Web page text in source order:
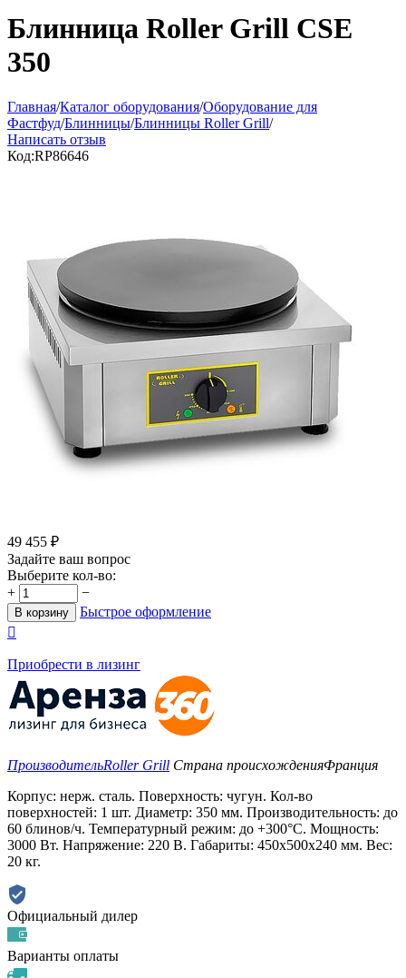
Блинница Roller Grill CSE
350
Главная/Каталог оборудования/Оборудование для
Фастфуд/Блинницы/Блинницы Roller Grill/
Написать отзыв
Код:RP86646
49 455 ₽
Задайте ваш вопрос
Выберите кол-во:
+
−
В корзину
Быстрое оформление

Приобрести в лизинг
ПроизводительRoller Grill Страна происхожденияФранция
Корпус: нерж. сталь. Поверхность: чугун. Кол-во
поверхностей: 1 шт. Диаметр: 350 мм. Производительность: до
60 блинов/ч. Температурный режим: до +300°С. Мощность:
3000 Вт. Напряжение: 220 В. Габариты: 450x500x240 мм. Вес:
20 кг.
Официальный дилер
Варианты оплаты